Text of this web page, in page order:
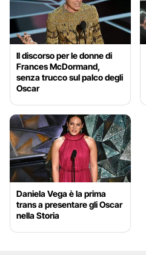
Il discorso per le donne di
Frances McDormand,
senza trucco sul palco degli
Oscar
Daniela Vega è la prima
trans a presentare gli Oscar
nella Storia